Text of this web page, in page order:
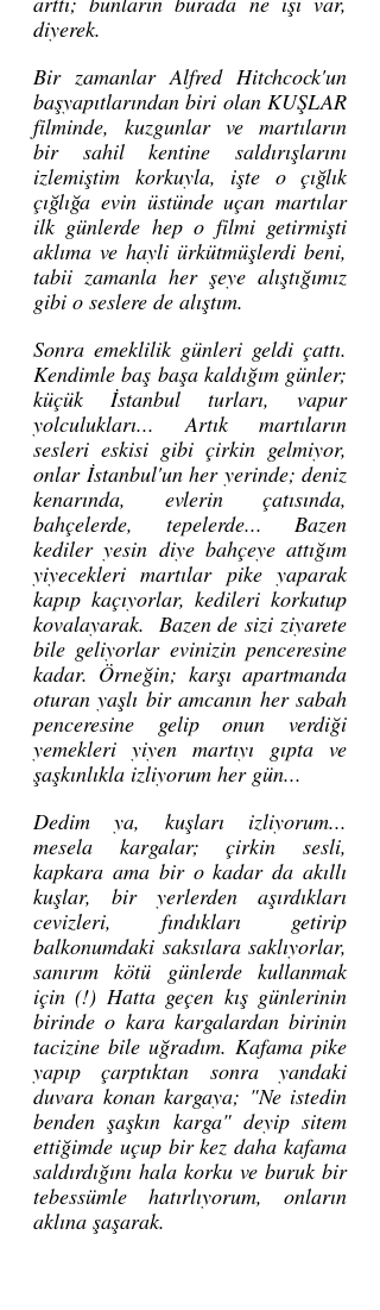
diyerek.
Bir zamanlar Alfred Hitchcock'un
başyapıtlarından biri olan KUŞLAR
filminde, kuzgunlar ve martıların
bir sahil kentine saldırışlarını
izlemiştim korkuyla, işte o çığlık
çığlığa evin üstünde uçan martılar
ilk günlerde hep o filmi getirmişti
aklıma ve hayli ürkütmüşlerdi beni,
tabii zamanla her şeye alıştığımız
gibi o seslere de alıştım.
Sonra emeklilik günleri geldi çattı.
Kendimle baş başa kaldığım günler;
küçük İstanbul turları, vapur
yolculukları... Artık martıların
sesleri eskisi gibi çirkin gelmiyor,
onlar İstanbul'un her yerinde; deniz
kenarında, evlerin çatısında,
bahçelerde, tepelerde... Bazen
kediler yesin diye bahçeye attığım
yiyecekleri martılar pike yaparak
kapıp kaçıyorlar, kedileri korkutup
kovalayarak.  Bazen de sizi ziyarete
bile geliyorlar evinizin penceresine
kadar. Örneğin; karşı apartmanda
oturan yaşlı bir amcanın her sabah
penceresine gelip onun verdiği
yemekleri yiyen martıyı gıpta ve
şaşkınlıkla izliyorum her gün...
Dedim ya, kuşları izliyorum...
mesela kargalar; çirkin sesli,
kapkara ama bir o kadar da akıllı
kuşlar, bir yerlerden aşırdıkları
cevizleri, fındıkları getirip
balkonumdaki saksılara saklıyorlar,
sanırım kötü günlerde kullanmak
için (!) Hatta geçen kış günlerinin
birinde o kara kargalardan birinin
tacizine bile uğradım. Kafama pike
yapıp çarptıktan sonra yandaki
duvara konan kargaya; "Ne istedin
benden şaşkın karga" deyip sitem
ettiğimde uçup bir kez daha kafama
saldırdığını hala korku ve buruk bir
tebessümle hatırlıyorum, onların
aklına şaşarak.